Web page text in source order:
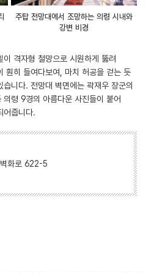
주탑 전망대에서 조망하는 의령 시내와
강변 비경
격자형 철망으로 시원하게 뚫려
훤히 들여다보여, 마치 허공을 걷는 듯
니다. 전망대 벽면에는 곽재우 장군의
령 9경의 아름다운 사진들이 붙어
어줍니다.
화로 622-5